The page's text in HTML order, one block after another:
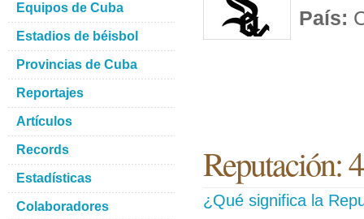
País:
Reputación:
¿Qué significa la
Equipos de Cuba
Estadios de béisbol
Provincias de Cuba
Reportajes
Artículos
Records
Estadísticas
Colaboradores